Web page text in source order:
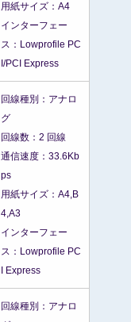
用紙サイズ：A4
インターフェー
ス：Lowprofile PC
I/PCI Express
回線種別：アナロ
グ
回線数：2 回線
通信速度：33.6Kb
ps
用紙サイズ：A4,B
4,A3
インターフェー
ス：Lowprofile PC
I Express
回線種別：アナロ